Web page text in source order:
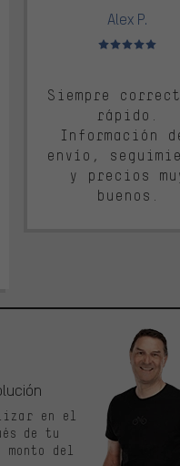
Alex P.
Valoración
Siempre
rápido.
Información
envío,
y precios
buenos.
en el
de tu
del